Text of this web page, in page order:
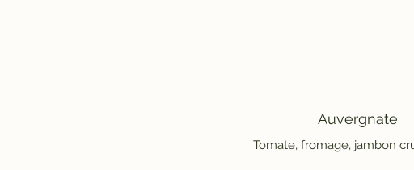
Auvergnate
Tomate, fromage, jambon